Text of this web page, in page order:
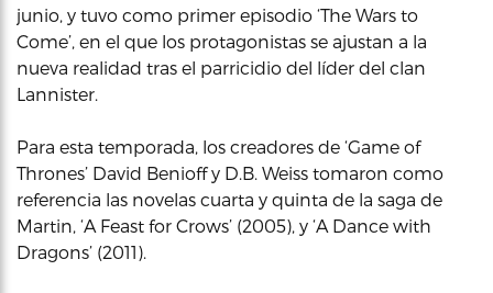
junio, y tuvo como primer episodio ‘The Wars to
Come’, en el que los protagonistas se ajustan a la
nueva realidad tras el parricidio del líder del clan
Lannister.
Para esta temporada, los creadores de ‘Game of
Thrones’ David Benioff y D.B. Weiss tomaron como
referencia las novelas cuarta y quinta de la saga de
Martin, ‘A Feast for Crows’ (2005), y ‘A Dance with
Dragons’ (2011).